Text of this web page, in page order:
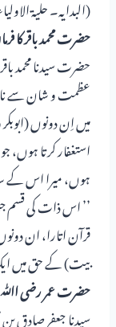
(البدایہ۔ حلیۃ
حضرت محمد باقر کا
حضرت سیدنا محمد
عظمت و شان سے
میں اِن دونوں
استغفار کرتا
ہوں، میرا اس کے
’’ اس ذات کی قسم
قرآن اتارا، ان
بیت) کے حق میں ایک
حضرت عمر رضی اﷲ
سیدنا جعفر صادق